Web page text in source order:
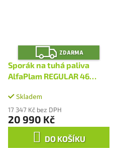
Z
D
A
R
M
ZDARMA
Sporák na tuhá paliva
AlfaPlam REGULAR 46
Skladem
17 347 Kč bez DPH
20 990 Kč
DO KOŠÍKU